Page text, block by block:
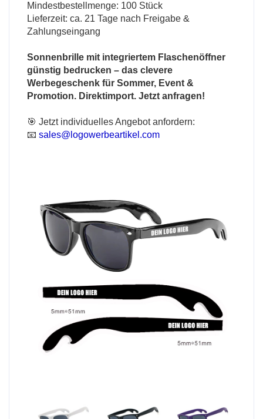
Mindestbestellmenge: 100 Stück
Lieferzeit: ca. 21 Tage nach Freigabe &
Zahlungseingang
Sonnenbrille mit integriertem Flaschenöffner
günstig bedrucken – das clevere
Werbegeschenk für Sommer, Event &
Promotion. Direktimport. Jetzt anfragen!
🎯 Jetzt individuelles Angebot anfordern:
📧 sales@logowerbeartikel.com